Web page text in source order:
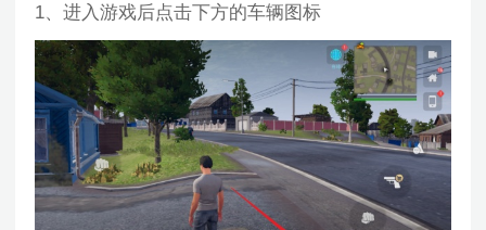
1、进入游戏后点击下方的车辆图标